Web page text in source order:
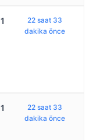
1
22 saat 33
dakika önce
1
22 saat 33
dakika önce